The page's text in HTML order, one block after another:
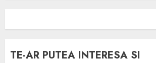
TE-AR PUTEA INTERESA SI